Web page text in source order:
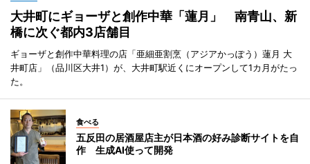
大井町にギョーザと創作中華「蓮月」 南青山、新
橋に次ぐ都内3店舗目
ギョーザと創作中華料理の店「亜細亜割烹（アジアかっぽう）蓮月 大
井町店」（品川区大井1）が、大井町駅近くにオープンして1カ月がたっ
た。
食べる
五反田の居酒屋店主が日本酒の好み診断サイトを自
作 生成AI使って開発